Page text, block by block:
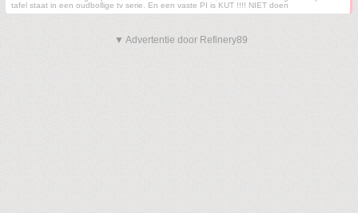
tafel staat in een oudbollige tv serie. En een vaste PI is KUT !!!! NIET doen
▼ Advertentie door Refinery89